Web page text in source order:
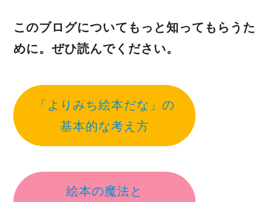
このブログについてもっと知ってもらうた
めに。ぜひ読んでください。
「よりみち絵本だな」の
基本的な考え方
絵本の魔法と